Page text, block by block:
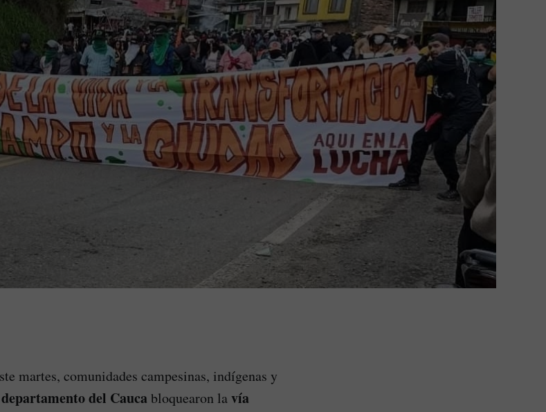
martes, comunidades campesinas, indígenas y
del Cauca bloquearon lavía